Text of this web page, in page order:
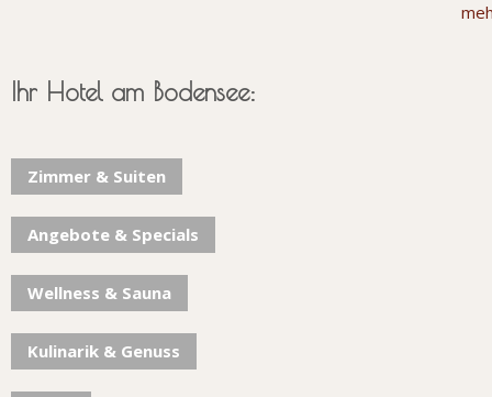
Ihr Hotel am Bodensee:
Zimmer & Suiten
Angebote & Specials
Wellness & Sauna
Kulinarik & Genuss